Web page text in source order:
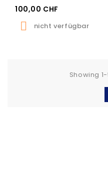
100,00 CHF
 nicht verfügbar
Showing